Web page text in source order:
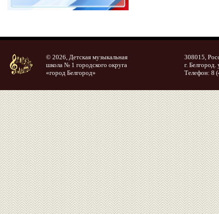
© 2026, Детская музыкальная
школа № 1 городского округа
«город Белгород»
308015,
г. Белгород.
Телефон: 8